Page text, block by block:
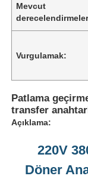
Mevcut
Vurgulamak:
Patlama
transfer
Açıklama:
220V
Döner